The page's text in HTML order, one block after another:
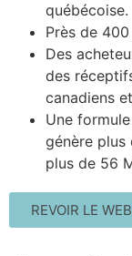
québécoise.
Près de
Des
des
canadiens
Une
génère plus
plus de 56
REVOIR LE